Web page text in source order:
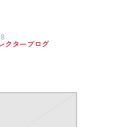
クターブログ